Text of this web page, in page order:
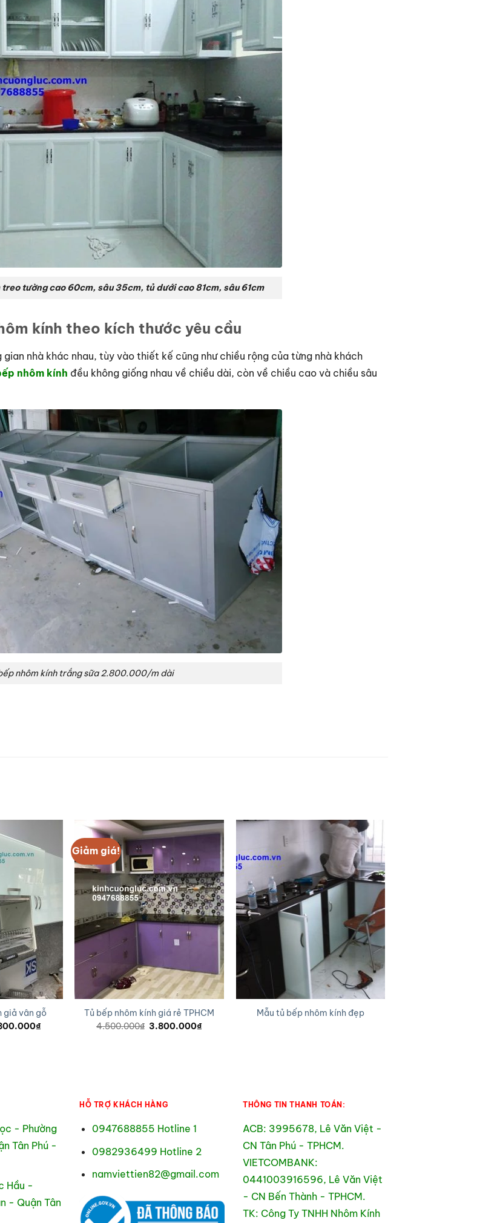
tường cao 60cm, sâu 35cm, tủ dưới cao 81cm, sâu 61cm
kính theo kích thước yêu cầu
nhà khác nhau, tùy vào thiết kế cũng như chiều rộng của từng nhà khách
nhôm kính đều không giống nhau về chiều dài, còn về chiều cao và chiều sâu
nhôm kính trắng sữa 2.800.000/m dài
giả vân gỗ
₫Giá
Giảm giá!
Tủ bếp nhôm kính giá rẻ TPHCM
4.500.000₫ Giá
3.800.000₫Giá
Mẫu tủ bếp nhôm kính đẹp
- Phường
Tân Phú -
Hầu -
- Quận Tân
HỖ TRỢ KHÁCH HÀNG
0947688855 Hotline 1
0982936499 Hotline 2
namviettien82@gmail.com
THÔNG TIN THANH TOÁN:
ACB: 3995678, Lê Văn Việt -
CN Tân Phú - TPHCM.
VIETCOMBANK:
0441003916596, Lê Văn Việt
- CN Bến Thành - TPHCM.
TK: Công Ty TNHH Nhôm Kính